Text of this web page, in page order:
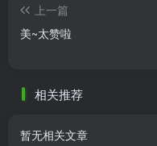
上一篇
美~太赞啦
相关推荐
暂无相关文章